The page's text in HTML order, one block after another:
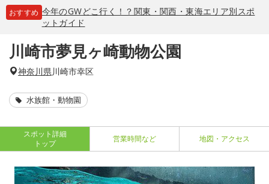
おすすめ 今年のGWどこ行く！？関東・関西・東海エリア別スポ
ットガイド
川崎市夢見ヶ崎動物公園
神奈川県川崎市幸区
水族館・動物園
スポット詳細
トップ
営業時間など 地図・アクセス